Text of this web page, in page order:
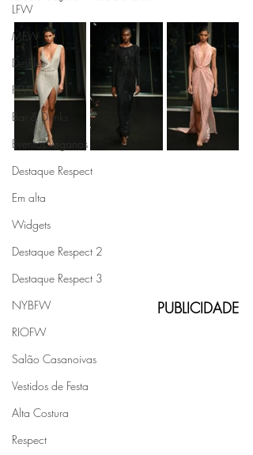
LFW
MFW
Desfiles
PFW
Bar & Drinks
Eventos Veganos
Destaque Respect
Em alta
Widgets
Destaque Respect 2
Destaque Respect 3
NYBFW
RIOFW
Salão Casanoivas
Vestidos de Festa
Alta Costura
Respect
PUBLICIDADE